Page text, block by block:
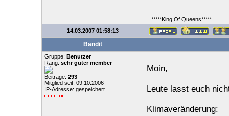
*****King Of Queens*****
14.03.2007 01:58:13
Bandit
Gruppe: Benutzer
Rang: sehr guter member
Beiträge: 293
Mitglied seit: 09.10.2006
IP-Adresse: gespeichert
Moin,
Leute lasst euch
Klimaveränderung: